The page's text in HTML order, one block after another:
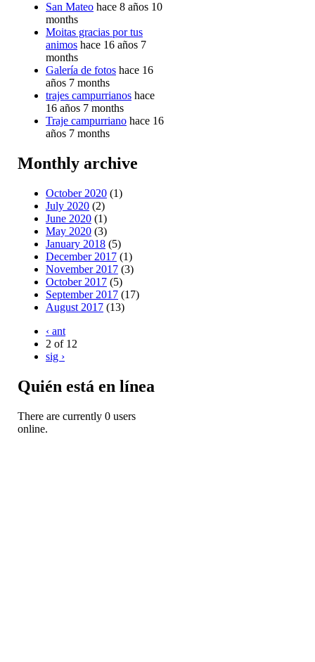
San Mateo hace 8 años 10
months
Moitas gracias por tus
animos hace 16 años 7
months
Galería de fotos hace 16
años 7 months
trajes campurrianos hace
16 años 7 months
Traje campurriano hace 16
años 7 months
Monthly archive
October 2020 (1)
July 2020 (2)
June 2020 (1)
May 2020 (3)
January 2018 (5)
December 2017 (1)
November 2017 (3)
October 2017 (5)
September 2017 (17)
August 2017 (13)
‹ ant
2 of 12
sig ›
Quién está en línea
There are currently 0 users
online.